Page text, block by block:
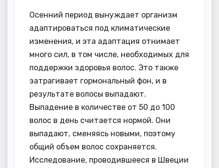
Осенний период вынуждает организм
адаптироваться под климатические
изменения, и эта адаптация отнимает
много сил, в том числе, необходимых для
поддержки здоровья волос. Это также
затрагивает гормональный фон, и в
результате волосы выпадают.
Выпадение в количестве от 50 до 100
волос в день считается нормой. Они
выпадают, сменяясь новыми, поэтому
общий объем волос сохраняется.
Исследование, проводившееся в Швеции